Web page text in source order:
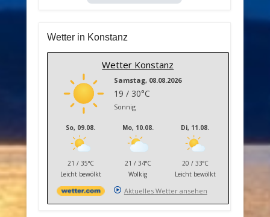
Wetter in Konstanz
Wetter Konstanz
Samstag, 08.08.2026
19 / 30°C
Sonnig
So, 09.08.
21 / 35°C
Leicht bewölkt
Mo, 10.08.
21 / 34°C
Wolkig
Di, 11.08.
20 / 33°C
Leicht bewölkt
Aktuelles Wetter ansehen